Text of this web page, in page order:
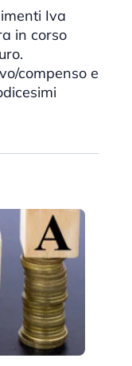
Iva
in corso
compenso e